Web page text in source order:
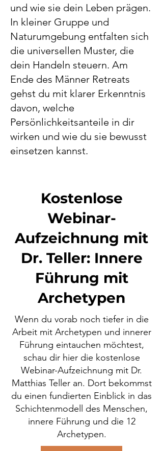
und wie sie dein Leben prägen.
In kleiner Gruppe und
Naturumgebung entfalten sich
die universellen Muster, die
dein Handeln steuern. Am
Ende des Männer Retreats
gehst du mit klarer Erkenntnis
davon, welche
Persönlichkeitsanteile in dir
wirken und wie du sie bewusst
einsetzen kannst.
Kostenlose
Webinar-
Aufzeichnung mit
Dr. Teller: Innere
Führung mit
Archetypen
Wenn du vorab noch tiefer in die
Arbeit mit Archetypen und innerer
Führung eintauchen möchtest,
schau dir hier die kostenlose
Webinar-Aufzeichnung mit Dr.
Matthias Teller an. Dort bekommst
du einen fundierten Einblick in das
Schichtenmodell des Menschen,
innere Führung und die 12
Archetypen.